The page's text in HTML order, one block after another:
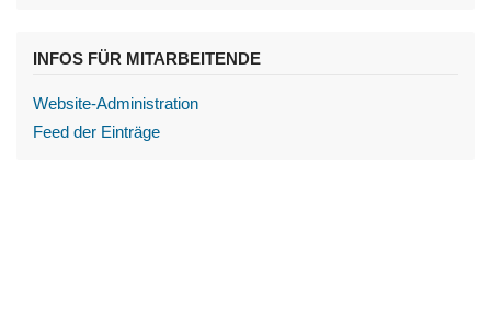
INFOS FÜR MITARBEITENDE
Website-Administration
Feed der Einträge